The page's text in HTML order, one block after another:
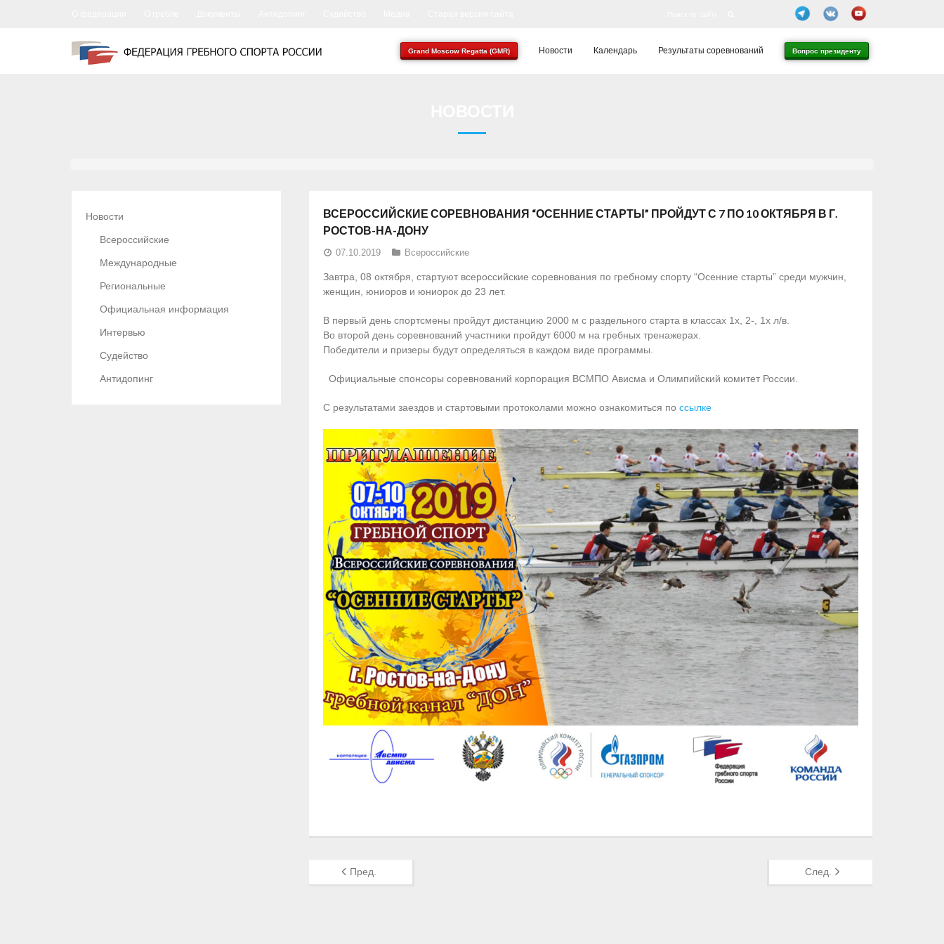
Grand Moscow Regatta (GMR) Новости Календарь Результаты соревнований Вопрос президенту
ВСЕРОССИЙСКИЕ СОРЕВНОВАНИЯ “ОСЕННИЕ СТАРТЫ” ПРОЙДУТ С 7 ПО 10 ОКТЯБРЯ В Г.
РОСТОВ-НА-ДОНУ
07.10.2019 Всероссийские
Завтра, 08 октября, стартуют всероссийские соревнования по гребному спорту “Осенние старты” среди мужчин,
женщин, юниоров и юниорок до 23 лет.
В первый день спортсмены пройдут дистанцию 2000 м с раздельного старта в классах 1х, 2-, 1х л/в.
Во второй день соревнований участники пройдут 6000 м на гребных тренажерах.
Победители и призеры будут определяться в каждом виде программы.
Официальные спонсоры соревнований корпорация ВСМПО Ависма и Олимпийский комитет России.
С результатами заездов и стартовыми протоколами можно ознакомиться по ссылке
Пред. След.
Новости
Всероссийские
Международные
Региональные
Официальная информация
Интервью
Судейство
Антидопинг